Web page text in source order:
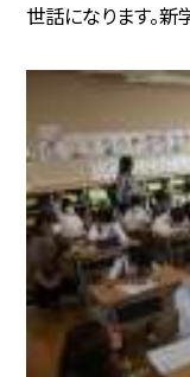
世話になります。新